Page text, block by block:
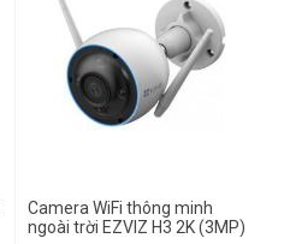
Camera WiFi thông minh
ngoài trời EZVIZ H3 2K (3MP)